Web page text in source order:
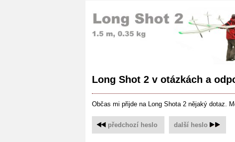
Long Shot 2 v otázkách a
Občas mi přijde na Long Shota 2 nějaký dotaz.
předchozí heslo další heslo